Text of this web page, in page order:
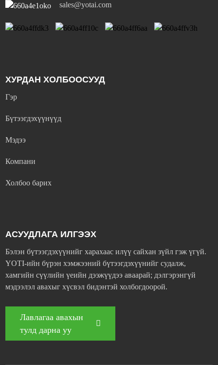
sales@yotai.com
ХУРДАН ХОЛБООСУУД
Гэр
Бүтээгдэхүүнүүд
Мэдээ
Компани
Холбоо барих
АСУУДЛАГА ИЛГЭЭХ
Бэлэн бүтээгдэхүүнийг харахаас илүү сайхан зүйл гэж үгүй.
YOTI-ийн бүрэн хэмжээний бүтээгдэхүүнийг судалж,
хамгийн сүүлийн үеийн дээжүүдээ аваарай; дэлгэрэнгүй
мэдээлэл авахыг хүсвэл бидэнтэй холбогдоорой.
Лавлагаа авахын
тулд дарна уу